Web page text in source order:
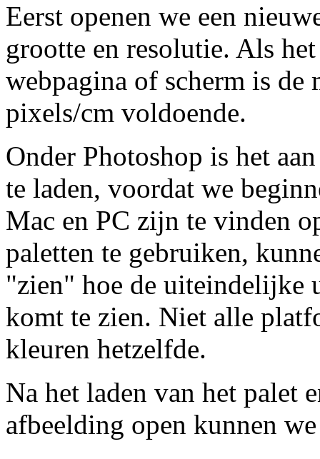
Eerst openen we een
grootte en resolutie. Als
webpagina of scherm is
pixels/cm voldoende.
Onder Photoshop is het
te laden, voordat we
Mac en PC zijn te vinden
paletten te gebruiken,
"zien" hoe de uiteindelijke
komt te zien. Niet alle
kleuren hetzelfde.
Na het laden van het palet
afbeelding open kunnen